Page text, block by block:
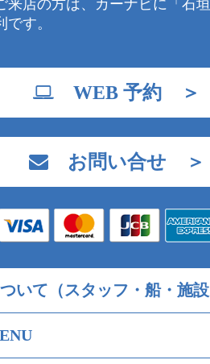
来店の方は、カーナビに「石
す。
WEB 予約 ＞
お問い合せ ＞
いて（スタッフ・船・施